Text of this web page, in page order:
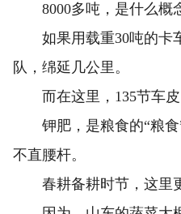
8000多吨，是什么概
如果用载重30吨的卡
队，绵延几公里。
而在这里，135节车皮
钾肥，是粮食的“粮食
不直腰杆。
春耕备耕时节，这里更